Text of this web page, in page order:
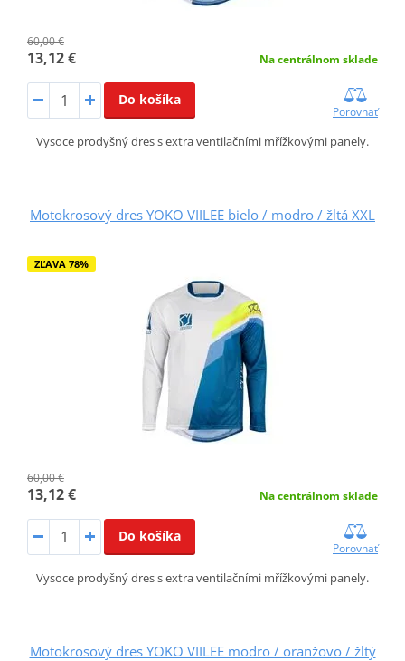
60,00 €
13,12 € Na centrálnom sklade
Do košíka
Porovnať
Vysoce prodyšný dres s extra ventilačními mřížkovými panely.
Motokrosový dres YOKO VIILEE bielo / modro / žltá XXL
ZĽAVA 78%
60,00 €
13,12 € Na centrálnom sklade
Do košíka
Porovnať
Vysoce prodyšný dres s extra ventilačními mřížkovými panely.
Motokrosový dres YOKO VIILEE modro / oranžovo / žltý